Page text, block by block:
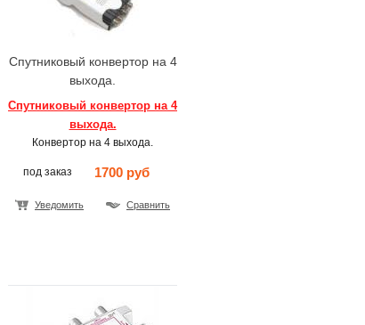
Спутниковый конвертор на 4
выхода.
Спутниковый конвертор на 4
выхода.
Конвертор на 4 выхода.
под заказ 1700 руб
Уведомить Сравнить